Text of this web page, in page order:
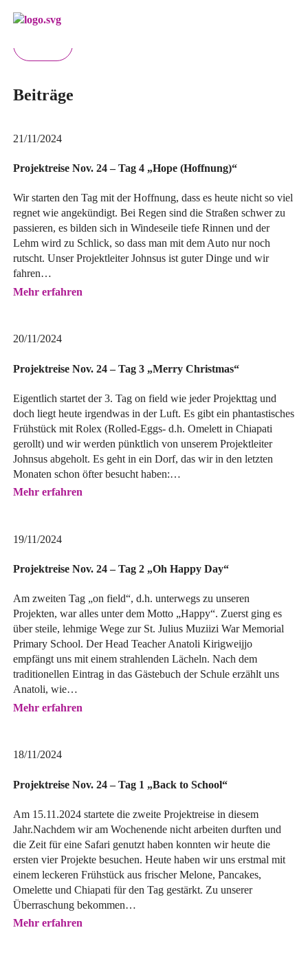
Beiträge
21/11/2024
Projektreise Nov. 24 – Tag 4 „Hope (Hoffnung)“
Wir starten den Tag mit der Hoffnung, dass es heute nicht so viel
regnet wie angekündigt. Bei Regen sind die Straßen schwer zu
passieren, es bilden sich in Windeseile tiefe Rinnen und der
Lehm wird zu Schlick, so dass man mit dem Auto nur noch
rutscht. Unser Projektleiter Johnsus ist guter Dinge und wir
fahren…
Mehr erfahren
20/11/2024
Projektreise Nov. 24 – Tag 3 „Merry Christmas“
Eigentlich startet der 3. Tag on field wie jeder Projekttag und
doch liegt heute irgendwas in der Luft. Es gibt ein phantastisches
Frühstück mit Rolex (Rolled-Eggs- d.h. Omelett in Chiapati
gerollt) und wir werden pünktlich von unserem Projektleiter
Johnsus abgeholt. Es geht in ein Dorf, das wir in den letzten
Monaten schon öfter besucht haben:…
Mehr erfahren
19/11/2024
Projektreise Nov. 24 – Tag 2 „Oh Happy Day“
Am zweiten Tag „on field“, d.h. unterwegs zu unseren
Projekten, war alles unter dem Motto „Happy“. Zuerst ging es
über steile, lehmige Wege zur St. Julius Muziizi War Memorial
Primary School. Der Head Teacher Anatoli Kirigweijjo
empfängt uns mit einem strahlenden Lächeln. Nach dem
traditionellen Eintrag in das Gästebuch der Schule erzählt uns
Anatoli, wie…
Mehr erfahren
18/11/2024
Projektreise Nov. 24 – Tag 1 „Back to School“
Am 15.11.2024 startete die zweite Projektreise in diesem
Jahr.Nachdem wir am Wochenende nicht arbeiten durften und
die Zeit für eine Safari genutzt haben konnten wir heute die
ersten vier Projekte besuchen. Heute haben wir uns erstmal mit
einem leckeren Frühstück aus frischer Melone, Pancakes,
Omelette und Chiapati für den Tag gestärkt. Zu unserer
Überraschung bekommen…
Mehr erfahren